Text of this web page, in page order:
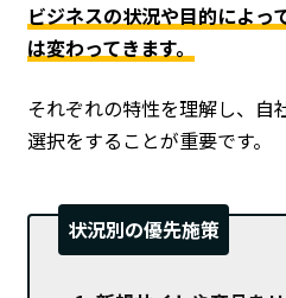
ビジネスの状況や目的によっ
は変わってきます。
それぞれの特性を理解し、自
選択をすることが重要です。
状況別の優先施策